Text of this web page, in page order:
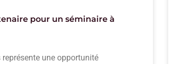
pour un séminaire à
une opportunité